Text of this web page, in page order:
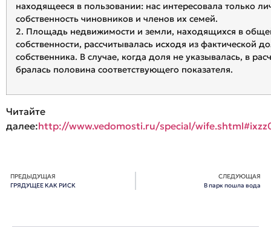
находящееся в пользовании: нас интересовала только
собственность чиновников и членов их семей.
2. Площадь недвижимости и земли, находящихся в
собственности, рассчитывалась исходя из фактической
собственника. В случае, когда доля не указывалась, в
бралась половина соответствующего показателя.
Читайте
далее:http://www.vedomosti.ru/special/
ПРЕДЫДУЩАЯ
ГРЯДУЩЕЕ КАК РИСК
СЛЕДУЮЩАЯ
В парк пошла вода